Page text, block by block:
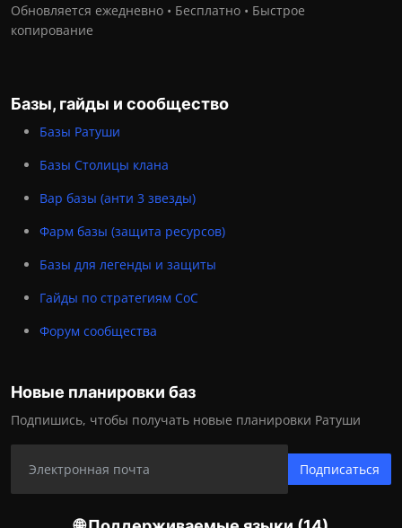
Обновляется ежедневно • Бесплатно • Быстрое
копирование
Базы, гайды и сообщество
Базы Ратуши
Базы Столицы клана
Вар базы (анти 3 звезды)
Фарм базы (защита ресурсов)
Базы для легенды и защиты
Гайды по стратегиям CoC
Форум сообщества
Новые планировки баз
Подпишись, чтобы получать новые планировки Ратуши
Подписаться